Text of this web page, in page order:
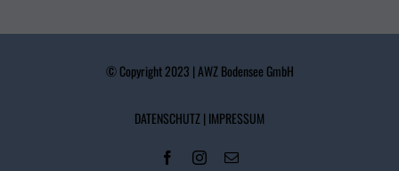
© Copyright 2023 | AWZ Bodensee GmbH
DATENSCHUTZ|IMPRESSUM
Marketing-Cookies werden von Drittanbietern oder Publishern verwendet, um